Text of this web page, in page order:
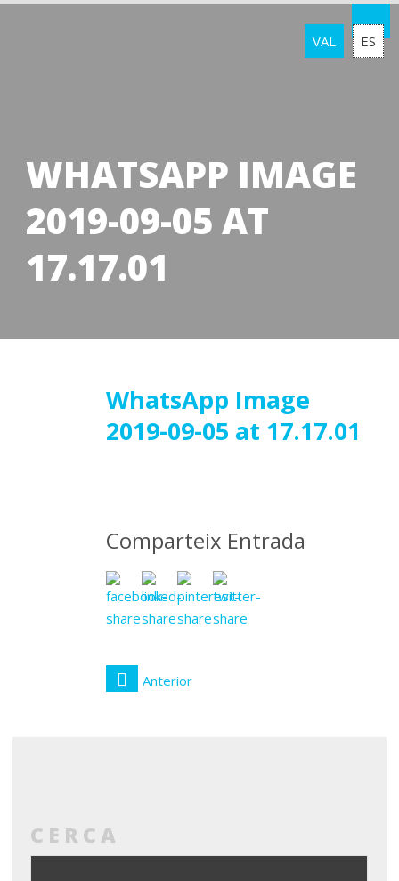
VAL ES
WHATSAPP IMAGE
2019-09-05 AT
17.17.01
WhatsApp Image
2019-09-05 at 17.17.01
Comparteix Entrada
Anterior
CERCA